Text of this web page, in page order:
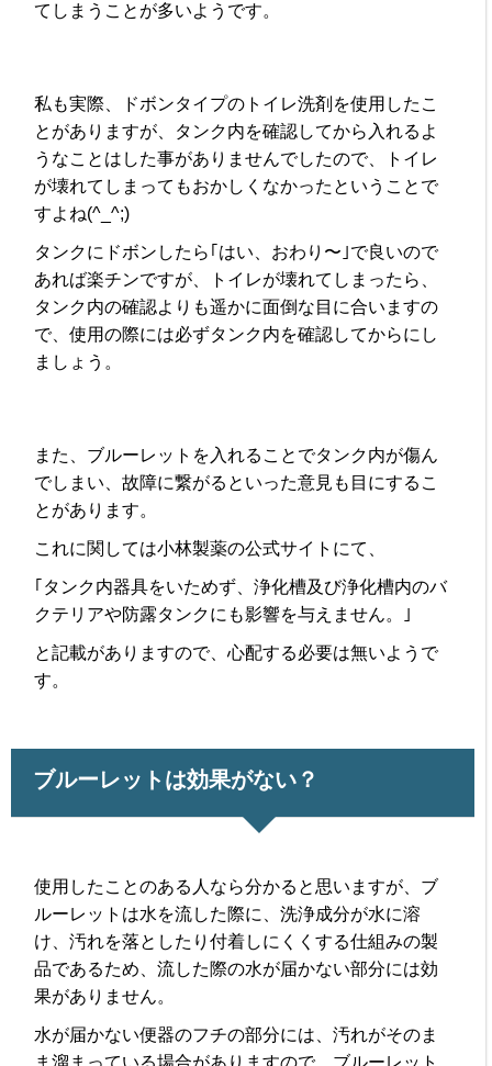
てしまうことが多いようです。
私も実際、ドボンタイプのトイレ洗剤を使用したこ
とがありますが、タンク内を確認してから入れるよ
うなことはした事がありませんでしたので、トイレ
が壊れてしまってもおかしくなかったということで
すよね(^_^;)
タンクにドボンしたら｢はい、おわり〜｣で良いので
あれば楽チンですが、トイレが壊れてしまったら、
タンク内の確認よりも遥かに面倒な目に合いますの
で、使用の際には必ずタンク内を確認してからにし
ましょう。
また、ブルーレットを入れることでタンク内が傷ん
でしまい、故障に繋がるといった意見も目にするこ
とがあります。
これに関しては小林製薬の公式サイトにて、
｢タンク内器具をいためず、浄化槽及び浄化槽内のバ
クテリアや防露タンクにも影響を与えません。｣
と記載がありますので、心配する必要は無いようで
す。
ブルーレットは効果がない？
使用したことのある人なら分かると思いますが、ブ
ルーレットは水を流した際に、洗浄成分が水に溶
け、汚れを落としたり付着しにくくする仕組みの製
品であるため、流した際の水が届かない部分には効
果がありません。
水が届かない便器のフチの部分には、汚れがそのま
ま溜まっている場合がありますので、ブルーレット